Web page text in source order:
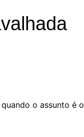
o assunto é o